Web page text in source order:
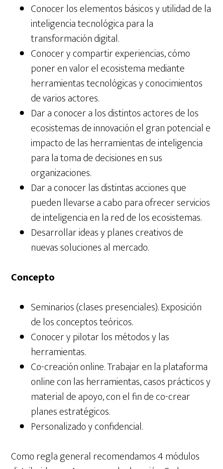
Conocer los elementos básicos y utilidad de la
inteligencia tecnológica para la
transformación digital.
Conocer y compartir experiencias, cómo
poner en valor el ecosistema mediante
herramientas tecnológicas y conocimientos
de varios actores.
Dar a conocer a los distintos actores de los
ecosistemas de innovación el gran potencial e
impacto de las herramientas de inteligencia
para la toma de decisiones en sus
organizaciones.
Dar a conocer las distintas acciones que
pueden llevarse a cabo para ofrecer servicios
de inteligencia en la red de los ecosistemas.
Desarrollar ideas y planes creativos de
nuevas soluciones al mercado.
Concepto
Seminarios (clases presenciales). Exposición
de los conceptos teóricos.
Conocer y pilotar los métodos y las
herramientas.
Co-creación online. Trabajar en la plataforma
online con las herramientas, casos prácticos y
material de apoyo, con el fin de co-crear
planes estratégicos.
Personalizado y confidencial.
Como regla general recomendamos 4 módulos